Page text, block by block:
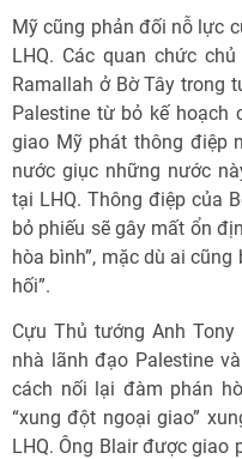
Mỹ cũng phản đối nỗ lực
LHQ. Các quan chức
Ramallah ở Bờ Tây trong
Palestine từ bỏ kế hoạch
giao Mỹ phát thông điệp
nước giục những nước
tại LHQ. Thông điệp của
bỏ phiếu sẽ gây mất ổn
hòa bình”, mặc dù ai
hối”.
Cựu Thủ tướng Anh
nhà lãnh đạo Palestine
cách nối lại đàm phán
“xung đột ngoại giao”
LHQ. Ông Blair được